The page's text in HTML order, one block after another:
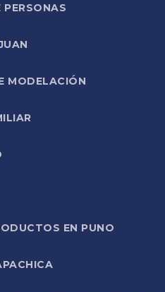
MODELACIÓN
EN PUNO